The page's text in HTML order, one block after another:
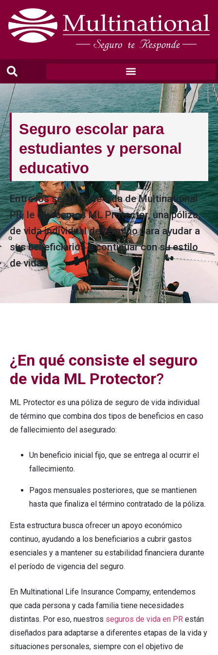
Seguro escolar para
estudiantes y personal
educativo
Entre los seguros de vida de Multinational
PR, le ofrecemos ML Protector, una póliza
de vida individual de término para ayudar a
sus beneficiarios a continuar con su estilo
de vida.
¿ En qué consiste el seguro
de vida ML Protector?
ML Protector es una póliza de seguro de vida individual
de término que combina dos tipos de beneficios en caso
de fallecimiento del asegurado:
Un beneficio inicial fijo, que se entrega al ocurrir el
fallecimiento.
Pagos mensuales posteriores, que se mantienen
hasta que finaliza el término contratado de la póliza.
Esta estructura busca ofrecer un apoyo económico
continuo, ayudando a los beneficiarios a cubrir gastos
esenciales y a mantener su estabilidad financiera durante
el período de vigencia del seguro.
En Multinational Life Insurance Compamy, entendemos
que cada persona y cada familia tiene necesidades
distintas. Por eso, nuestros seguros de vida en PR están
diseñados para adaptarse a diferentes etapas de la vida y
situaciones personales, siempre con el objetivo de